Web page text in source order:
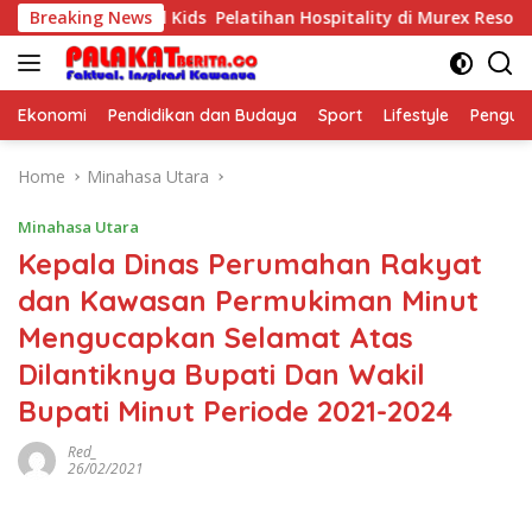
Skip
to
content
Breaking News
Purposeful Kids Pelatihan Hospitality di Murex Resort
Ekonomi Pendidikan dan Budaya Sport Lifestyle
Home Minahasa Utara
Minahasa Utara
Kepala Dinas Perumahan Rakyat
dan Kawasan Permukiman Minut
Mengucapkan Selamat Atas
Dilantiknya Bupati Dan Wakil
Bupati Minut Periode 2021-2024
Red_
26/02/2021